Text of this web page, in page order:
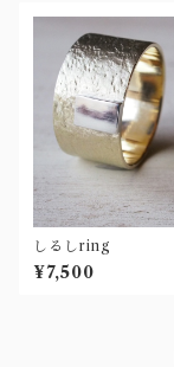
しるしring
¥7,500